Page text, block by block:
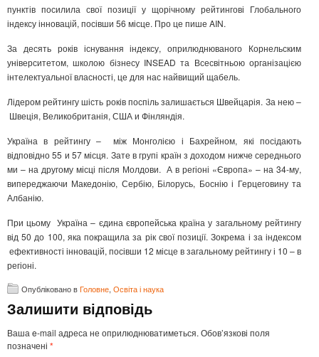
пунктів посилила свої позиції у щорічному рейтингові Глобального
індексу інновацій, посівши 56 місце. Про це пише AIN.
За десять років існування індексу, оприлюднюваного Корнельским
університетом, школою бізнесу INSEAD та Всесвітньою організацією
інтелектуальної власності, це для нас найвищий щабель.
Лідером рейтингу шість років поспіль залишається Швейцарія. За нею –
Швеція, Великобританія, США и Фінляндія.
Україна в рейтингу – між Монголією і Бахрейном, які посідають
відповідно 55 и 57 місця. Зате в групі країн з доходом нижче середнього
ми – на другому місці після Молдови. А в регіоні «Європа» – на 34-му,
випереджаючи Македонію, Сербію, Білорусь, Боснію і Герцеговину та
Албанію.
При цьому Україна – єдина європейська країна у загальному рейтингу
від 50 до 100, яка покращила за рік свої позиції. Зокрема і за індексом
ефективності інновацій, посівши 12 місце в загальному рейтингу і 10 – в
регіоні.
Опубліковано вГоловне, Освіта і наука
Залишити відповідь
Ваша e-mail адреса не оприлюднюватиметься. Обов’язкові поля
позначені *